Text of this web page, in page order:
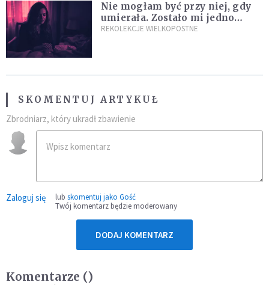
Nie mogłam być przy niej, gdy
umierała. Zostało mi jedno
wspomnienie [Siedem Boleści]
REKOLEKCJE WIELKOPOSTNE
SKOMENTUJ ARTYKUŁ
Zbrodniarz, który ukradł zbawienie
Zaloguj się lub skomentuj jako Gość
Twój komentarz będzie moderowany
DODAJ KOMENTARZ
Komentarze ()